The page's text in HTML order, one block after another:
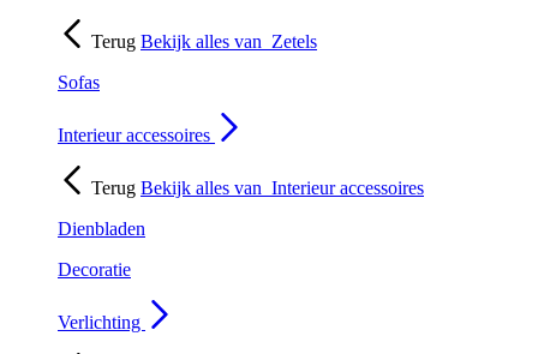
Terug Bekijk alles van Zetels
Sofas
Interieur accessoires
Terug Bekijk alles van Interieur accessoires
Dienbladen
Decoratie
Verlichting